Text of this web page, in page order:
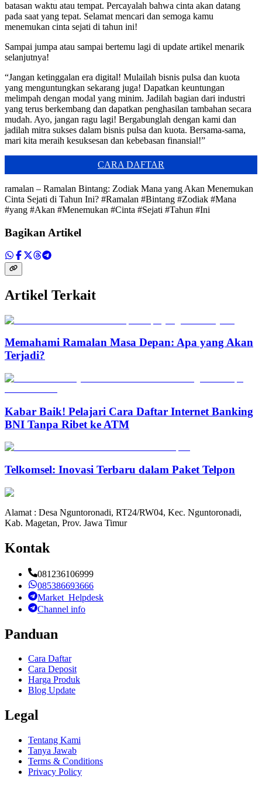
batasan waktu atau tempat. Percayalah bahwa cinta akan datang
pada saat yang tepat. Selamat mencari dan semoga kamu
menemukan cinta sejati di tahun ini!
Sampai jumpa atau sampai bertemu lagi di update artikel menarik
selanjutnya!
“Jangan ketinggalan era digital! Mulailah bisnis pulsa dan kuota
yang menguntungkan sekarang juga! Dapatkan keuntungan
melimpah dengan modal yang minim. Jadilah bagian dari industri
yang terus berkembang dan dapatkan penghasilan tambahan secara
mudah. Ayo, jangan ragu lagi! Bergabunglah dengan kami dan
jadilah mitra sukses dalam bisnis pulsa dan kuota. Bersama-sama,
mari kita meraih kesuksesan dan kebebasan finansial!”
CARA DAFTAR
ramalan – Ramalan Bintang: Zodiak Mana yang Akan Menemukan
Cinta Sejati di Tahun Ini? #Ramalan #Bintang #Zodiak #Mana
#yang #Akan #Menemukan #Cinta #Sejati #Tahun #Ini
Bagikan Artikel
Artikel Terkait
Memahami Ramalan Masa Depan: Apa yang Akan
Terjadi?
Kabar Baik! Pelajari Cara Daftar Internet Banking
BNI Tanpa Ribet ke ATM
Telkomsel: Inovasi Terbaru dalam Paket Telpon
Alamat : Desa Nguntoronadi, RT24/RW04, Kec. Nguntoronadi,
Kab. Magetan, Prov. Jawa Timur
Kontak
081236106999
085386693666
Market_Helpdesk
Channel info
Panduan
Cara Daftar
Cara Deposit
Harga Produk
Blog Update
Legal
Tentang Kami
Tanya Jawab
Terms & Conditions
Privacy Policy